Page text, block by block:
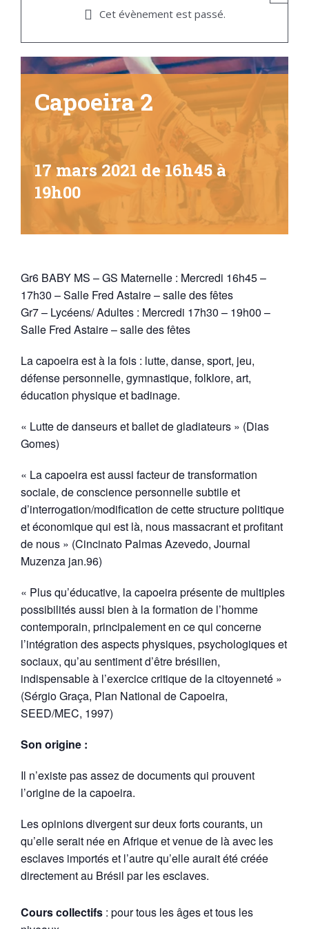
Cet évènement est passé.
Capoeira 2
17 mars 2021 de 16h45à
19h00
Gr6 BABY MS – GS Maternelle : Mercredi 16h45 –
17h30 – Salle Fred Astaire – salle des fêtes
Gr7 – Lycéens/ Adultes : Mercredi 17h30 – 19h00 –
Salle Fred Astaire – salle des fêtes
La capoeira est à la fois : lutte, danse, sport, jeu,
défense personnelle, gymnastique, folklore, art,
éducation physique et badinage.
« Lutte de danseurs et ballet de gladiateurs » (Dias
Gomes)
« La capoeira est aussi facteur de transformation
sociale, de conscience personnelle subtile et
d’interrogation/modification de cette structure politique
et économique qui est là, nous massacrant et profitant
de nous » (Cincinato Palmas Azevedo, Journal
Muzenza jan.96)
« Plus qu’éducative, la capoeira présente de multiples
possibilités aussi bien à la formation de l’homme
contemporain, principalement en ce qui concerne
l’intégration des aspects physiques, psychologiques et
sociaux, qu’au sentiment d’être brésilien,
indispensable à l’exercice critique de la citoyenneté »
(Sérgio Graça, Plan National de Capoeira,
SEED/MEC, 1997)
Son origine :
Il n’existe pas assez de documents qui prouvent
l’origine de la capoeira.
Les opinions divergent sur deux forts courants, un
qu’elle serait née en Afrique et venue de là avec les
esclaves importés et l’autre qu’elle aurait été créée
directement au Brésil par les esclaves.
Cours collectifs : pour tous les âges et tous les